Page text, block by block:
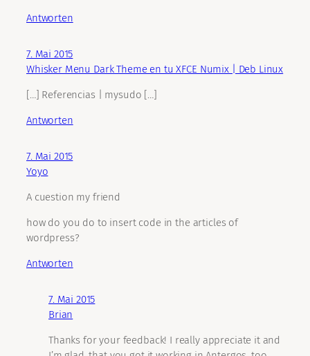
Antworten
7. Mai 2015
Whisker Menu Dark Theme en tu XFCE Numix | Deb Linux
[…] Referencias | mysudo […]
Antworten
7. Mai 2015
Yoyo
A cuestion my friend
how do you do to insert code in the articles of
wordpress?
Antworten
7. Mai 2015
Brian
Thanks for your feedback! I really appreciate it and